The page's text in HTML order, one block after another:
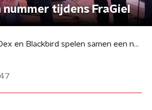
nummer tijdens FraGiel
Diggy Dex en Blackbird spelen samen een nummer tijdens FraGiel